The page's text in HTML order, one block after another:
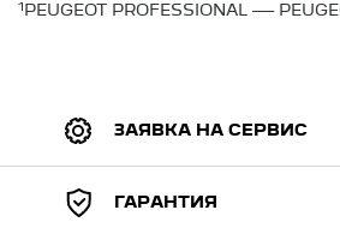
1 PEUGEOT PROFESSIONAL —
ЗАЯВКА НА СЕРВИС
ГАРАНТИЯ